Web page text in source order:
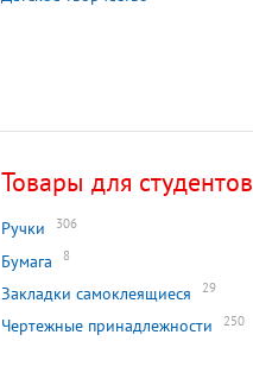
Товары для студентов
Ручки 306
Бумага 8
Закладки самоклеящиеся 29
Чертежные принадлежности 250